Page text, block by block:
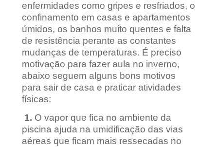
enfermidades como gripes e resfriados, o
confinamento em casas e apartamentos
úmidos, os banhos muito quentes e falta
de resistência perante as constantes
mudanças de temperaturas. É preciso
motivação para fazer aula no inverno,
abaixo seguem alguns bons motivos
para sair de casa e praticar atividades
físicas:
1. O vapor que fica no ambiente da
piscina ajuda na umidificação das vias
aéreas que ficam mais ressecadas no